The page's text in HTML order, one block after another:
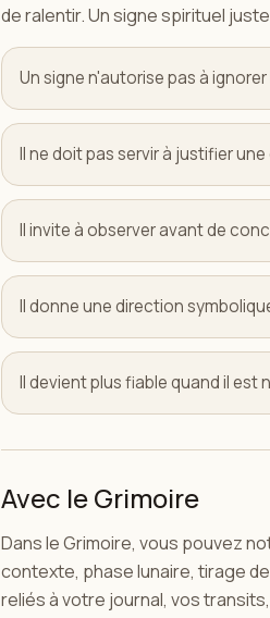
de ralentir. Un signe spirituel
Un signe n'autorise pas à
Il ne doit pas servir à justifier
Il invite à observer avant de
Il donne une direction
Il devient plus fiable quand il est
Avec le Grimoire
Dans le Grimoire, vous pouvez
contexte, phase lunaire, tirage
reliés à votre journal, vos